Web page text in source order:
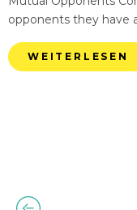
opponents they have
WEITERLESEN